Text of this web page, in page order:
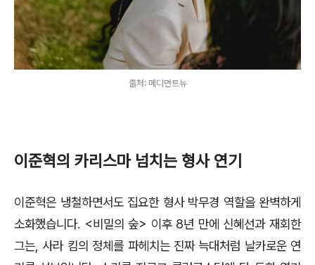
출처: 메디먼트뉴
이준혁의 카리스마 넘치는 형사 연기
이준혁은 냉철하면서도 집요한 형사 박무경 역할을 완벽하게
소화했습니다. <비밀의 숲> 이후 8년 만에 신혜선과 재회한
그는, 사라 킴의 정체를 파헤치는 진짜 늑대처럼 날카로운 연